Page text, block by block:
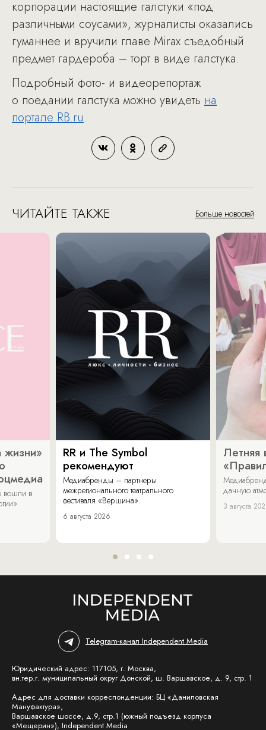
корпорации настоящие галстуки «под
различными соусами», журналисты оказались
гуманнее и вручили главе Mirax съедобный
предмет гардероба – торт в виде галстука.
Подробный фото- и видеорепортаж
о поедании галстука можно увидеть на
портале RB.ru.
ЧИТАЙТЕ ТАКЖЕ Больше новостей
жизни»
вошли в
RR и The Symbol
рекомендуют
Медиабренды – партнеры
межрегионального театрального
фестиваля «Вершина».
6 августа 2026
Летняя
дачную
3 августа
Telegram-канал Independent Media
Юридический адрес: 117105, г. Москва,
вн.тер.г. муниципальный округ Донской, ш. Варшавское, д. 9, стр. 1
Адрес для доставки корреспонденции: БЦ «Даниловская
Мануфактура»,
Варшавское шоссе, д.9, стр.1 (южный подъезд корпуса
«Мещерин»), Independent Media